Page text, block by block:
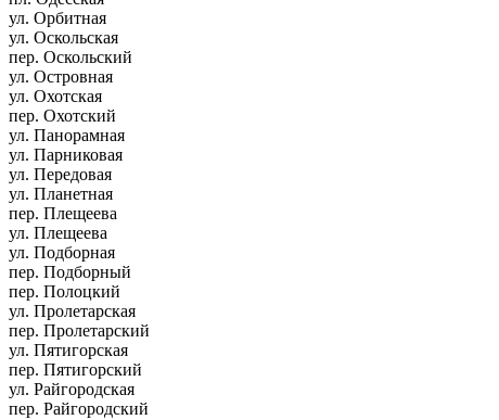
ул. Орбитная
ул. Оскольская
пер. Оскольский
ул. Островная
ул. Охотская
пер. Охотский
ул. Панорамная
ул. Парниковая
ул. Передовая
ул. Планетная
пер. Плещеева
ул. Плещеева
ул. Подборная
пер. Подборный
пер. Полоцкий
ул. Пролетарская
пер. Пролетарский
ул. Пятигорская
пер. Пятигорский
ул. Райгородская
пер. Райгородский